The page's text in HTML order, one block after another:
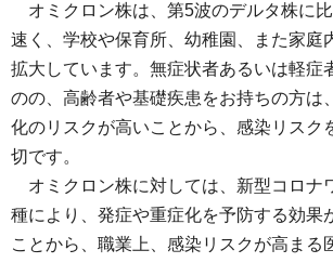
オミクロン株は、 第5波のデルタ株に
速く、学校や保育所、幼稚園、また家庭
拡大しています。無症状者あるいは軽症
のの、高齢者や基礎疾患をお持ちの方は
化のリスクが高いことから、感染リスク
切です。
オミク ロン株に対しては、新型コロナ
種により、発症や重症化を予防する効果
ことから、職業上、感染リスクが高まる